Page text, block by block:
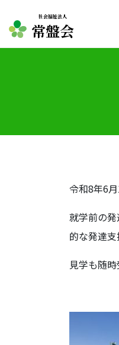
社会福祉法人
常盤会
令和8年6
就学前の
的な発達支
見学も随